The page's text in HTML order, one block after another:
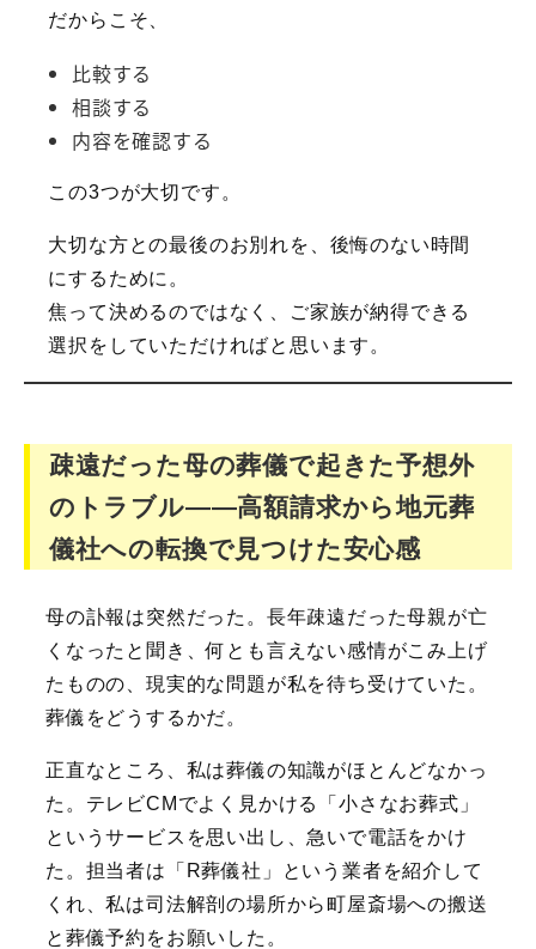
だからこそ、
比較する
相談する
内容を確認する
この3つが大切です。
大切な方との最後のお別れを、後悔のない時間
にするために。
焦って決めるのではなく、ご家族が納得できる
選択をしていただければと思います。
疎遠だった母の葬儀で起きた予想外
のトラブル――高額請求から地元葬
儀社への転換で見つけた安心感
母の訃報は突然だった。長年疎遠だった母親が亡
くなったと聞き、何とも言えない感情がこみ上げ
たものの、現実的な問題が私を待ち受けていた。
葬儀をどうするかだ。
正直なところ、私は葬儀の知識がほとんどなかっ
た。テレビCMでよく見かける「小さなお葬式」
というサービスを思い出し、急いで電話をかけ
た。担当者は「R葬儀社」という業者を紹介して
くれ、私は司法解剖の場所から町屋斎場への搬送
と葬儀予約をお願いした。